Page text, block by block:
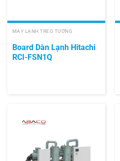
MÁY LẠNH TREO TƯỜNG
Board Dàn Lạnh Hitachi
RCI-FSN1Q